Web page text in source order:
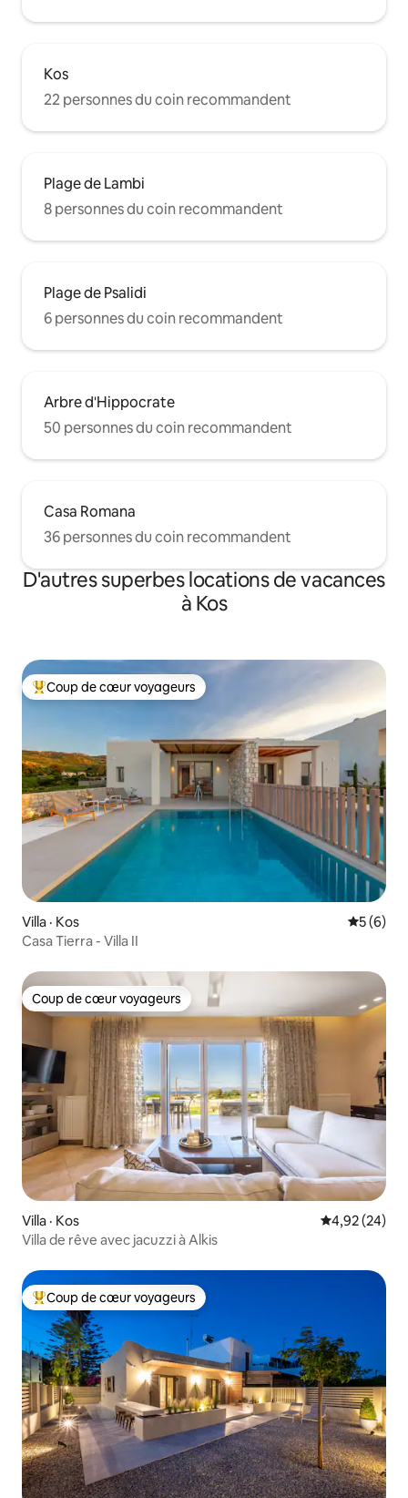
Kos
22 personnes du coin recommandent
Plage de Lambi
8 personnes du coin recommandent
Plage de Psalidi
6 personnes du coin recommandent
Arbre d'Hippocrate
50 personnes du coin recommandent
Casa Romana
36 personnes du coin recommandent
D'autres superbes locations de vacances
à Kos
Coup de cœur voyageurs parmi les plus aimés
Coup de cœur voyageurs
Villa · Kos Note
5 (6)
Casa Tierra - Villa II
Coup de cœur voyageurs
Coup de cœur voyageurs
Villa · Kos Note
4,92 (24)
Villa de rêve avec jacuzzi à Alkis
Coup de cœur voyageurs parmi les plus aimés
Coup de cœur voyageurs